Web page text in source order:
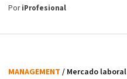
PoriProfesional
MANAGEMENT / Mercado laboral